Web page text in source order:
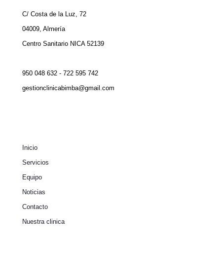
C/ Costa de la Luz, 72
04009, Almería
Centro Sanitario NICA 52139
950 048 632 - 722 595 742
gestionclinicabimba@gmail.com
Inicio
Servicios
Equipo
Noticias
Contacto
Nuestra clinica